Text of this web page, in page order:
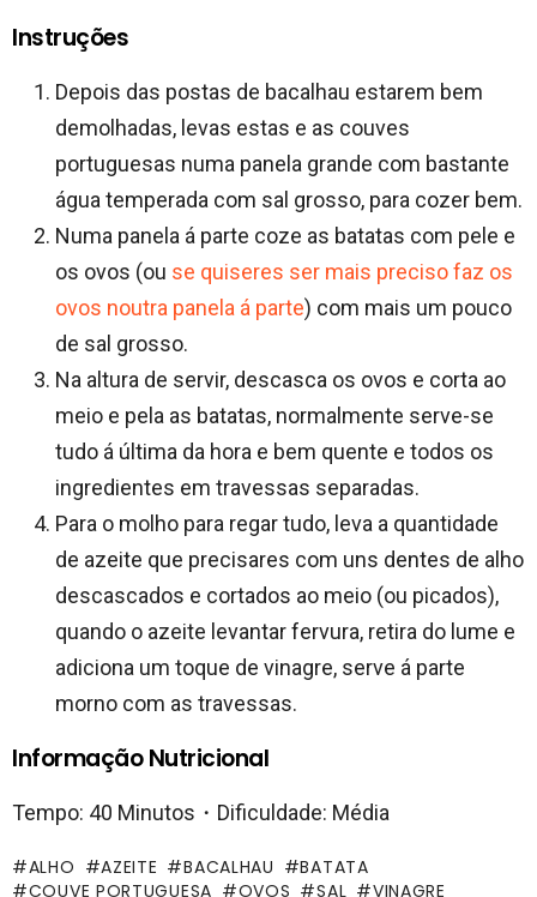
Instruções
Depois das postas de bacalhau estarem bem
demolhadas, levas estas e as couves
portuguesas numa panela grande com bastante
água temperada com sal grosso, para cozer bem.
Numa panela á parte coze as batatas com pele e
os ovos (ou se quiseres ser mais preciso faz os
ovos noutra panela á parte) com mais um pouco
de sal grosso.
Na altura de servir, descasca os ovos e corta ao
meio e pela as batatas, normalmente serve-se
tudo á última da hora e bem quente e todos os
ingredientes em travessas separadas.
Para o molho para regar tudo, leva a quantidade
de azeite que precisares com uns dentes de alho
descascados e cortados ao meio (ou picados),
quando o azeite levantar fervura, retira do lume e
adiciona um toque de vinagre, serve á parte
morno com as travessas.
Informação Nutricional
Tempo: 40 Minutos・Dificuldade: Média
ALHO AZEITE BACALHAU
BATATA
COUVE PORTUGUESA
OVOS SAL VINAGRE